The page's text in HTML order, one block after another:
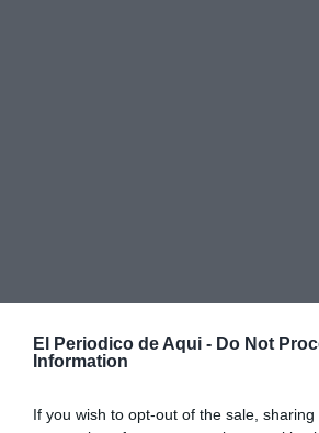
El Periodico de Aqui - Do Not
Information
If you wish to opt-out of the sale,